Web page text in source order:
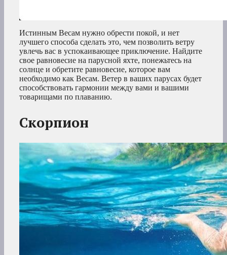
Истинным Весам нужно обрести покой, и нет
лучшего способа сделать это, чем позволить ветру
увлечь вас в успокаивающее приключение. Найдите
свое равновесие на парусной яхте, понежьтесь на
солнце и обретите равновесие, которое вам
необходимо как Весам. Ветер в ваших парусах будет
способствовать гармонии между вами и вашими
товарищами по плаванию.
Скорпион